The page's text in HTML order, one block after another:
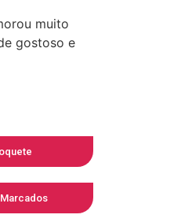
muito
gostoso e